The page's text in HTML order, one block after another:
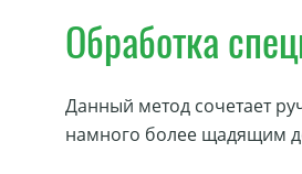
Обработка
Данный метод сочетает
намного более щадящим